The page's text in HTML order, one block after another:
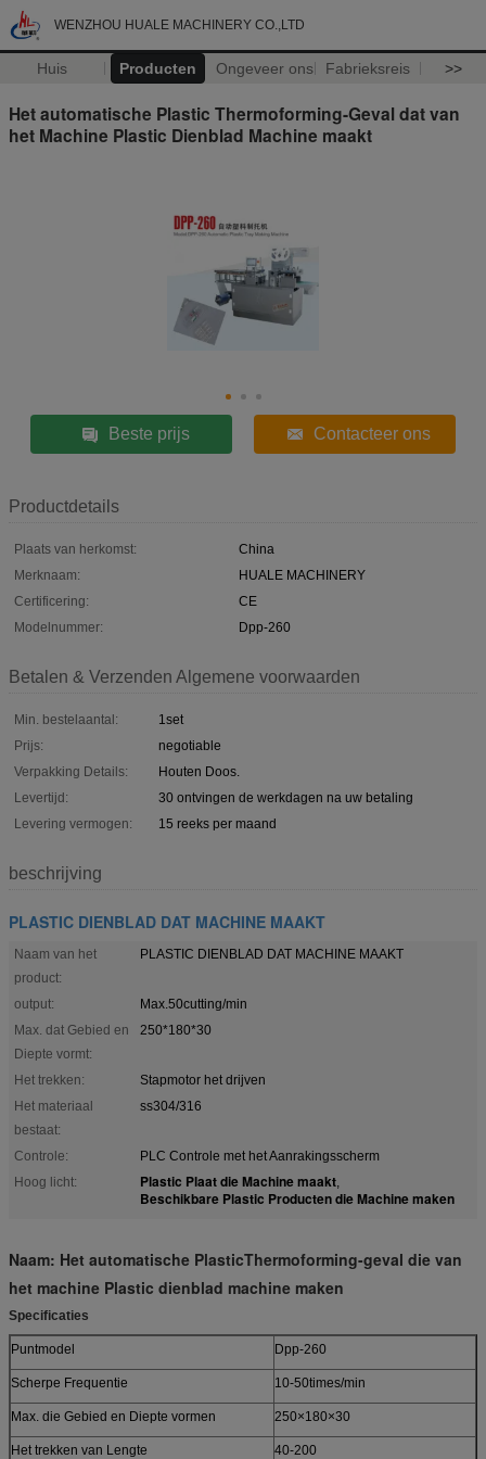
WENZHOU HUALE MACHINERY CO.,LTD
Huis Producten Ongeveer ons Fabrieksreis >>
Het automatische Plastic Thermoforming-Geval dat van
het Machine Plastic Dienblad Machine maakt
Beste prijs Contacteer ons
Productdetails
Plaats van herkomst:
China
Merknaam:
HUALE MACHINERY
Certificering:
CE
Modelnummer:
Dpp-260
Betalen & Verzenden Algemene voorwaarden
Min. bestelaantal:
1set
Prijs:
negotiable
Verpakking Details:
Houten Doos.
Levertijd:
30 ontvingen de werkdagen na uw betaling
Levering vermogen:
15 reeks per maand
beschrijving
PLASTIC DIENBLAD DAT MACHINE MAAKT
Naam van het
product:
PLASTIC DIENBLAD DAT MACHINE MAAKT
output:
Max.50cutting/min
Max. dat Gebied en
Diepte vormt:
250*180*30
Het trekken:
Stapmotor het drijven
Het materiaal
bestaat:
ss304/316
Controle:
PLC Controle met het Aanrakingsscherm
Hoog licht:
Plastic Plaat die Machine maakt,
Beschikbare Plastic Producten die Machine maken
Naam: Het automatische PlasticThermoforming-geval die van
het machine Plastic dienblad machine maken
Specificaties
Puntmodel Dpp-260
Scherpe Frequentie 10-50times/min
Max. die Gebied en Diepte vormen 250×180×30
Het trekken van Lengte 40-200